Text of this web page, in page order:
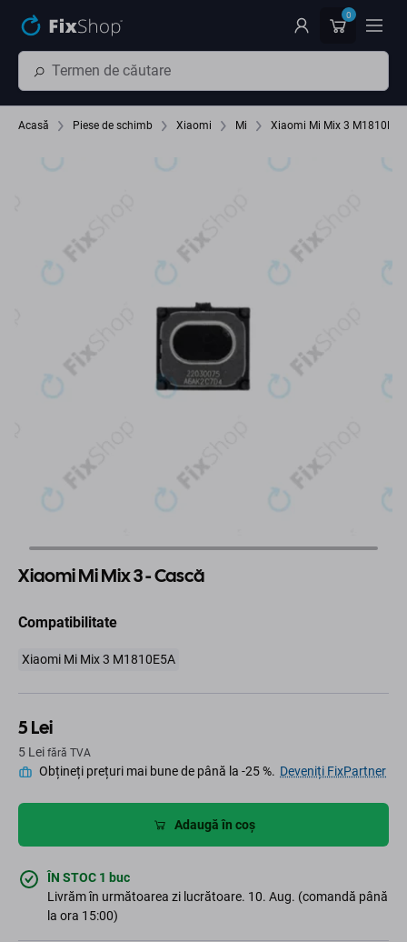
0
Acasă Piese de schimb Xiaomi Mi Xiaomi Mi Mix 3 M1810E5A
Xiaomi Mi Mix 3 - Cască
Compatibilitate
Xiaomi Mi Mix 3 M1810E5A
5 Lei
5 Lei fără TVA
Obțineți prețuri mai bune de până la -25 %. Deveniți FixPartner
Adaugă în coș
ÎN STOC 1 buc
Livrăm în următoarea zi lucrătoare. 10. Aug. (comandă până
la ora 15:00)